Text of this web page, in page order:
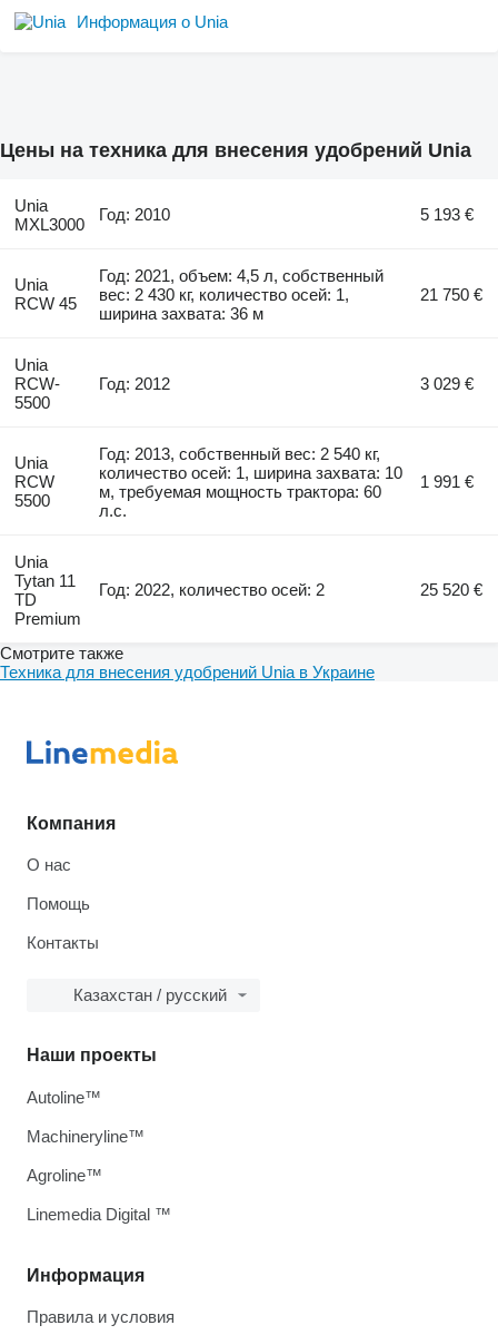
Информация о Unia
Цены на техника для внесения удобрений Unia
Unia
MXL3000
Год: 2010 5 193 €
Unia
RCW 45
Год: 2021, объем: 4,5 л, собственный
вес: 2 430 кг, количество осей: 1,
ширина захвата: 36 м
21 750 €
Unia
RCW-
5500
Год: 2012 3 029 €
Unia
RCW
5500
Год: 2013, собственный вес: 2 540 кг,
количество осей: 1, ширина захвата: 10
м, требуемая мощность трактора: 60
л.с.
1 991 €
Unia
Tytan 11
TD
Premium
Год: 2022, количество осей: 2 25 520 €
Смотрите также
Техника для внесения удобрений Unia в Украине
Компания
О нас
Помощь
Контакты
Казахстан / русский
Информация
Правила и условия
Наши проекты
Autoline™
Machineryline™
Agroline™
Linemedia Digital ™